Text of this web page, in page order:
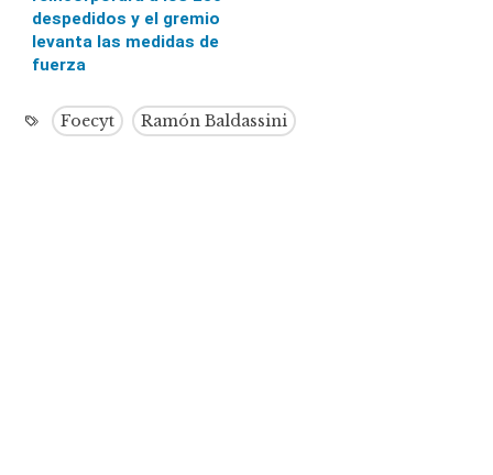
despedidos y el gremio
levanta las medidas de
fuerza
Foecyt Ramón Baldassini